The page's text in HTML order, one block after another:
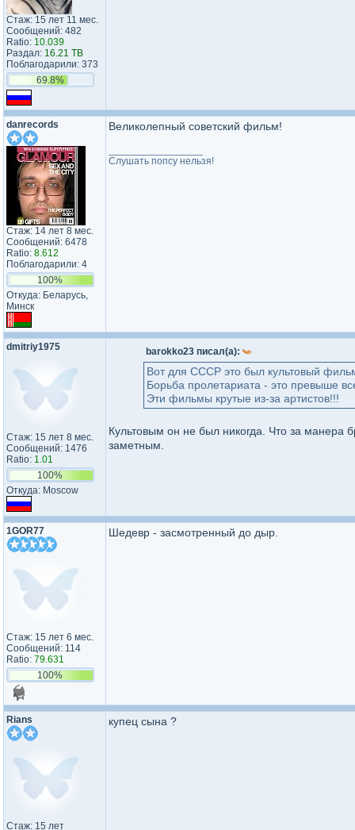
Стаж: 15 лет 11 мес.
Сообщений: 482
Ratio: 10.039
Раздал: 16.21 TB
Поблагодарили: 373
69.8%
danrecords
Стаж: 14 лет 8 мес.
Сообщений: 6478
Ratio: 8.612
Поблагодарили: 4
100%
Откуда: Беларусь,
Минск
Великолепный советский фильм!
Слушать попсу нельзя!
dmitriy1975
Стаж: 15 лет 8 мес.
Сообщений: 1476
Ratio: 1.01
100%
Откуда: Moscow
barokko23 писал(а):
Вот для СССР это был культовый
Борьба пролетариата - это превыше
Эти фильмы крутые из-за артистов!!!
Культовым он не был никогда. Что за манера
заметным.
1GOR77
Стаж: 15 лет 6 мес.
Сообщений: 114
Ratio: 79.631
100%
Шедевр - засмотренный до дыр.
Rians
Стаж: 15 лет
купец сына ?